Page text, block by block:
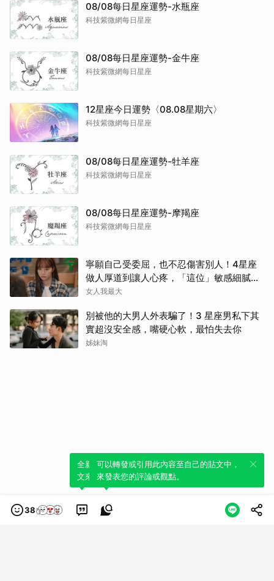
08/08每日星座運勢-水瓶座
科技紫微網每日星座
08/08每日星座運勢-金牛座
科技紫微網每日星座
12星座今日運勢〈08.08星期六〉
科技紫微網每日星座
08/08每日星座運勢-牡羊座
科技紫微網每日星座
08/08每日星座運勢-摩羯座
科技紫微網每日星座
寧願自己受委屈，也不忍傷害別人！4星座
做人厚道到讓人心疼，「這位」敏感細膩搞
得自己不斷內耗
女人我最大
別被他的大男人外表騙了！3 星座男私下其
實超沒安全感，嘴硬心軟，最怕失去你
姊妹淘
38
全新體驗！一鍵引用此內容，透過發布貼
文來輕鬆表達個人立場。
可以轉發或引用此內容至自己的貼文中，
來發表您的評論或觀點。